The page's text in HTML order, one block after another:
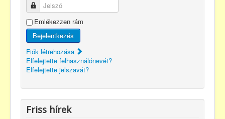
Jelszó
Emlékezzen rám
Bejelentkezés
Fiók létrehozása
Elfelejtette felhasználónevét?
Elfelejtette jelszavát?
Friss hírek